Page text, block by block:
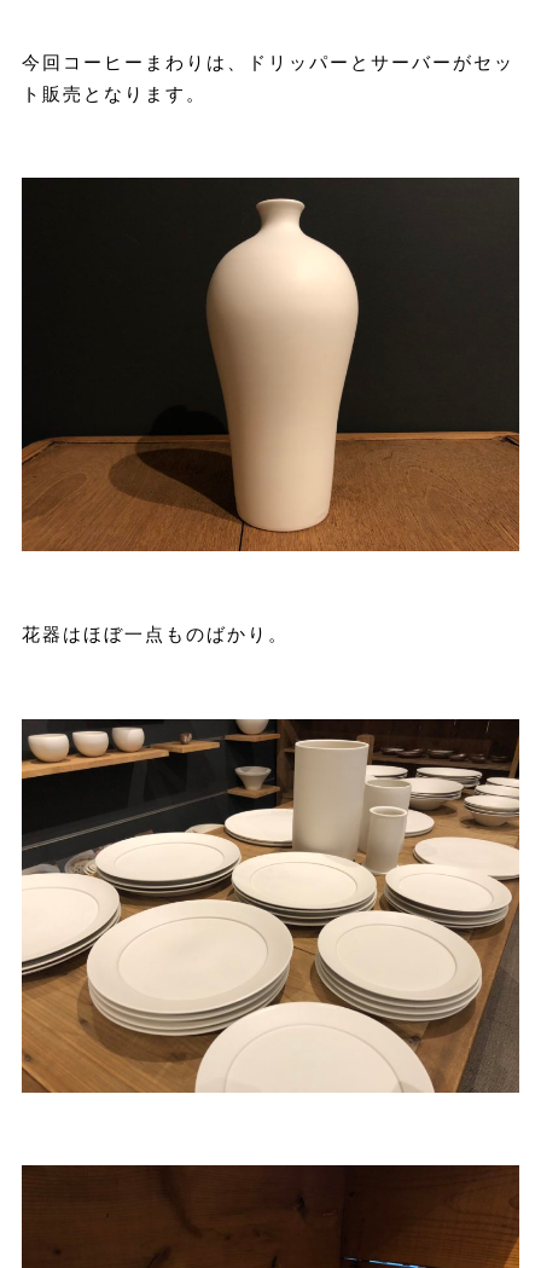
今回コーヒーまわりは、ドリッパーとサーバーがセッ
ト販売となります。
花器はほぼ一点ものばかり。